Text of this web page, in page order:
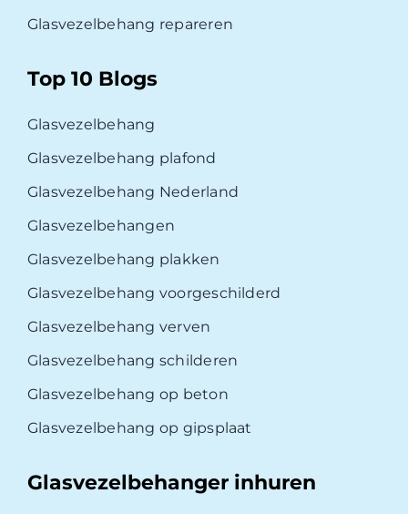
Glasvezelbehang repareren
Top 10 Blogs
Glasvezelbehang
Glasvezelbehang plafond
Glasvezelbehang Nederland
Glasvezelbehangen
Glasvezelbehang plakken
Glasvezelbehang voorgeschilderd
Glasvezelbehang verven
Glasvezelbehang schilderen
Glasvezelbehang op beton
Glasvezelbehang op gipsplaat
Glasvezelbehanger inhuren